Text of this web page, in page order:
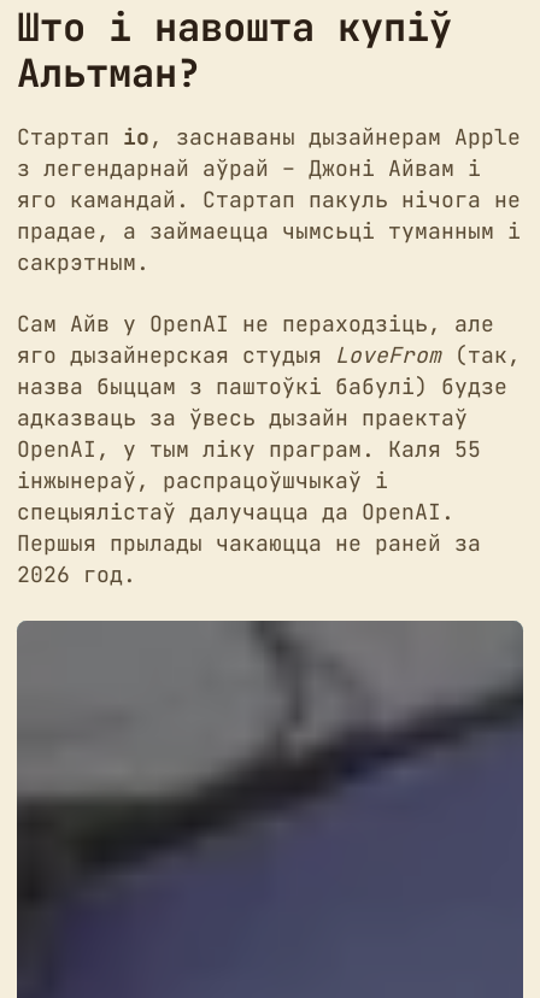
Што і навошта купіў
Альтман?
Стартап io , заснаваны дызайнерам Apple
з легендарнай аўрай – Джоні Айвам і
яго камандай. Стартап пакуль нічога не
прадае, а займаецца чымсьці туманным і
сакрэтным.
Сам Айв у OpenAI не пераходзіць, але
яго дызайнерская студыя LoveFrom(так,
назва быццам з паштоўкі бабулі) будзе
адказваць за ўвесь дызайн праектаў
OpenAI, у тым ліку праграм. Каля 55
інжынераў, распрацоўшчыкаў і
спецыялістаў далучацца да OpenAI.
Першыя прылады чакаюцца не раней за
2026 год.